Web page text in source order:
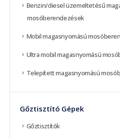
Benzin/diesel üzemeltetésű
mosóberendezések
Mobil magasnyomású
Ultra mobil magasnyomású
Telepített magasnyomású
Gőztisztító Gépek
Gőztisztítók